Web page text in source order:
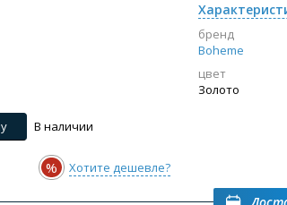
бренд
Boheme
цвет
Золото
В наличии
% Хотите дешевле?